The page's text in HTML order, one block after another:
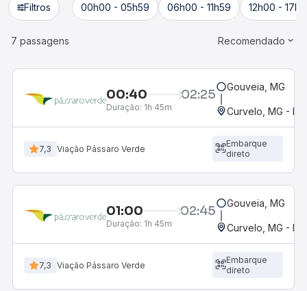
Filtros 00h00 - 05h59 06h00 - 11h59 12h00 -
7 passagens Recomendado
00:40 02:25
Duração: 1h 45m
Gouveia, MG
Curvelo, MG -
7,3 Viação Pássaro Verde
Embarque
direto
01:00 02:45
Duração: 1h 45m
Gouveia, MG
Curvelo, MG -
7,3 Viação Pássaro Verde
Embarque
direto